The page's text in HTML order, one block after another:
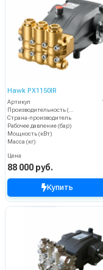
Hawk PX1150IR
Артикул
Производительность (л/ч)
Страна-производитель
Рабочее давление (бар)
Мощность (кВт)
Масса (кг)
Цена
88 000 руб.
Купить